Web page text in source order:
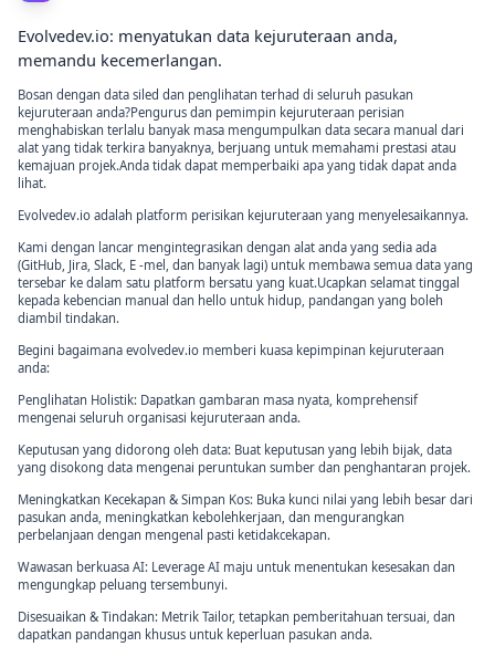
Evolvedev.io: menyatukan data kejuruteraan anda,
memandu kecemerlangan.
Bosan dengan data siled dan penglihatan terhad di seluruh pasukan
kejuruteraan anda?Pengurus dan pemimpin kejuruteraan perisian
menghabiskan terlalu banyak masa mengumpulkan data secara manual dari
alat yang tidak terkira banyaknya, berjuang untuk memahami prestasi atau
kemajuan projek.Anda tidak dapat memperbaiki apa yang tidak dapat anda
lihat.
Evolvedev.io adalah platform perisikan kejuruteraan yang menyelesaikannya.
Kami dengan lancar mengintegrasikan dengan alat anda yang sedia ada
(GitHub, Jira, Slack, E -mel, dan banyak lagi) untuk membawa semua data yang
tersebar ke dalam satu platform bersatu yang kuat.Ucapkan selamat tinggal
kepada kebencian manual dan hello untuk hidup, pandangan yang boleh
diambil tindakan.
Begini bagaimana evolvedev.io memberi kuasa kepimpinan kejuruteraan
anda:
Penglihatan Holistik: Dapatkan gambaran masa nyata, komprehensif
mengenai seluruh organisasi kejuruteraan anda.
Keputusan yang didorong oleh data: Buat keputusan yang lebih bijak, data
yang disokong data mengenai peruntukan sumber dan penghantaran projek.
Meningkatkan Kecekapan & Simpan Kos: Buka kunci nilai yang lebih besar dari
pasukan anda, meningkatkan kebolehkerjaan, dan mengurangkan
perbelanjaan dengan mengenal pasti ketidakcekapan.
Wawasan berkuasa AI: Leverage AI maju untuk menentukan kesesakan dan
mengungkap peluang tersembunyi.
Disesuaikan & Tindakan: Metrik Tailor, tetapkan pemberitahuan tersuai, dan
dapatkan pandangan khusus untuk keperluan pasukan anda.